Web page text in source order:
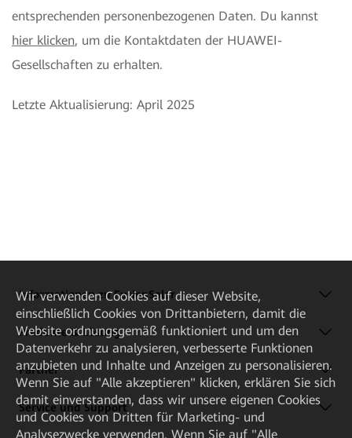
entsprechenden personenbezogenen Daten. Du kannst
hier klicken, um die Kontaktdaten der HUAWEI-
Gesellschaften zu erhalten.
Letzte Aktualisierung: April 2025
Informationen zu FusionSolar
Produkte & Lösung
Partner
Service und Support
Wir verwenden Cookies auf dieser Website,
einschließlich Cookies von Drittanbietern, damit die
Website ordnungsgemäß funktioniert und um den
Datenverkehr zu analysieren, verbesserte Funktionen
anzubieten und Inhalte und Anzeigen zu personalisieren.
Wenn Sie auf "Alle akzeptieren" klicken, erklären Sie sich
damit einverstanden, dass wir unsere eigenen Cookies
und Cookies von Dritten für Marketing- und
Analysezwecke verwenden. Wenn Sie auf "Alle